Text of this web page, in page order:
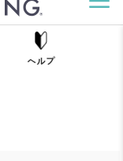
ヘルプ